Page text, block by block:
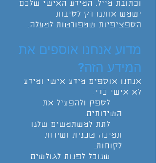
וכתובת מייל. המידע האישי שלכם
ישמש אותנו רק לסיבות
הספציפיות שמפורטות למעלה.
מדוע אנחנו אוספים את
המידע הזה?
אנחנו אוספים מידע אישי ומידע
לא אישי כדי:
לספק ולהפעיל את
השירותים.
לתת למשתמשים שלנו
תמיכה טכנית ושירות
לקוחות.
שנוכל לפנות לגולשים